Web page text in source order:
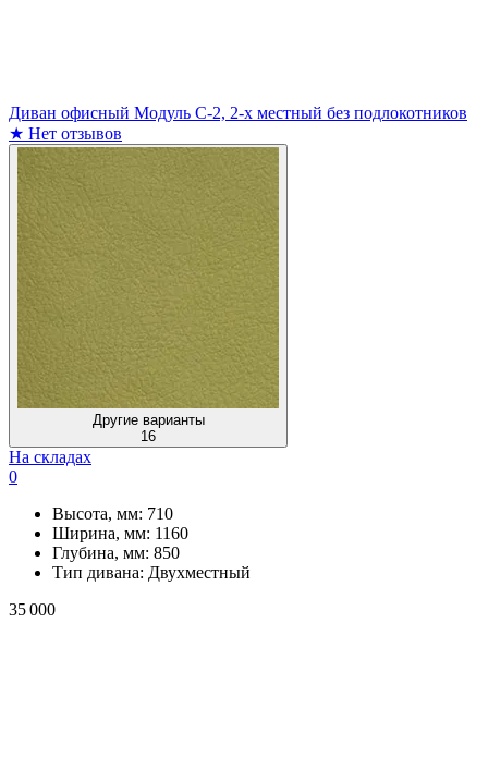
Диван офисный Модуль С-2, 2-х местный без подлокотников
★ Нет отзывов
Другие варианты
16
На складах
0
Высота, мм: 710
Ширина, мм: 1160
Глубина, мм: 850
Тип дивана: Двухместный
35 000